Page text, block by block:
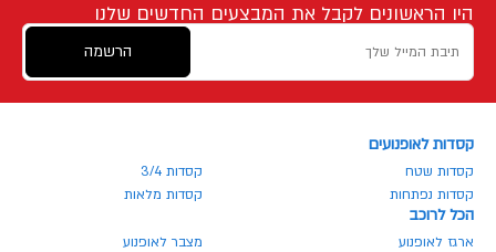
היו הראשונים לקבל את המבצעים החדשים שלנו
הרשמה
קסדות לאופנועים
קסדות שטח
קסדות 3/4
קסדות נפתחות
קסדות מלאות
הכל לרוכב
ארגז לאופנוע
מצבר לאופנוע